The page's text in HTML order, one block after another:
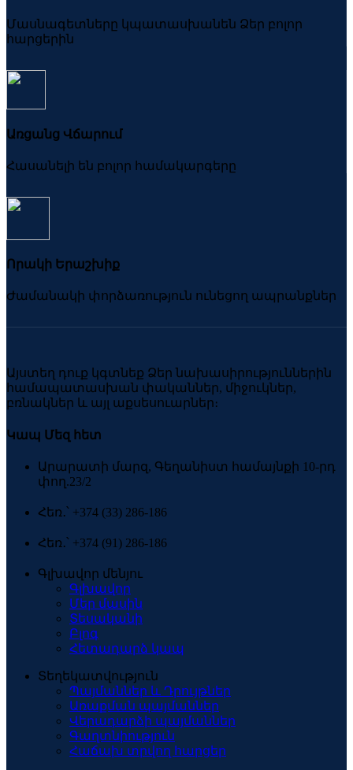
Մասնագետները կպատասխանեն Ձեր բոլոր
հարցերին
Առցանց Վճարում
Հասանելի են բոլոր համակարգերը
Որակի Երաշխիք
Ժամանակի փորձառություն ունեցող ապրանքներ
Այստեղ դուք կգտնեք Ձեր նախասիրություններին
համապատասխան փականներ, միջուկներ,
բռնակներ և այլ աքսեսուարներ։
Կապ Մեզ հետ
Արարատի մարզ, Գեղանիստ համայնքի 10-րդ
փող.23/2
Հեռ․՝ +374 (33) 286-186
Հեռ․՝ +374 (91) 286-186
Գլխավոր մենյու
Գլխավոր
Մեր մասին
Տեսականի
Բլոգ
Հետադարձ կապ
Տեղեկատվություն
Պայմաններ և Դրույթներ
Առաքման պայմաններ
Վերադարձի պայմաններ
Գաղտնիություն
Հաճախ տրվող հարցեր